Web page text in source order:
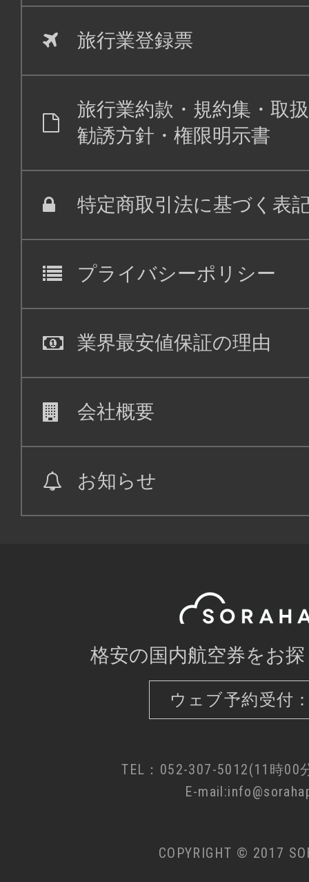
旅行業登録票
旅行業約款・規約集・取
勧誘方針・権限明示書
特定商取引法に基づく表
プライバシーポリシー
業界最安値保証の理由
会社概要
お知らせ
格安の国内航空券をお
ウェブ予約受付
TEL：052-307-5012(11時00
E-
COPYRIGHT © 2017